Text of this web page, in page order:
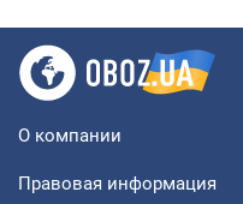
О компании
Правовая информация